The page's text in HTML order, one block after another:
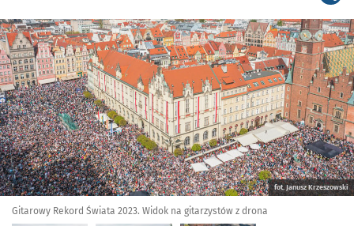
Kliknij, aby zobaczyć galerię
fot. Janusz Krzeszowski
Gitarowy Rekord Świata 2023. Widok na gitarzystów z drona